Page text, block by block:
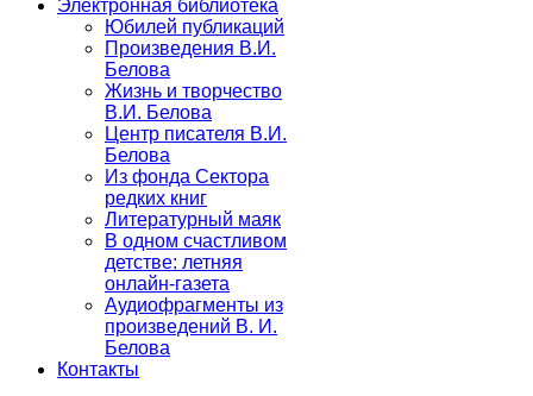
Электронная библиотека
Юбилей публикаций
Произведения В.И.
Белова
Жизнь и творчество
В.И. Белова
Центр писателя В.И.
Белова
Из фонда Сектора
редких книг
Литературный маяк
В одном счастливом
детстве: летняя
онлайн-газета
Аудиофрагменты из
произведений В. И.
Белова
Контакты